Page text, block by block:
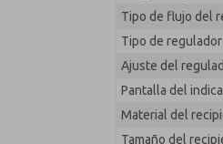
Tipo de flujo del
Tipo de regulador
Ajuste del
Pantalla del
Material del
Tamaño del